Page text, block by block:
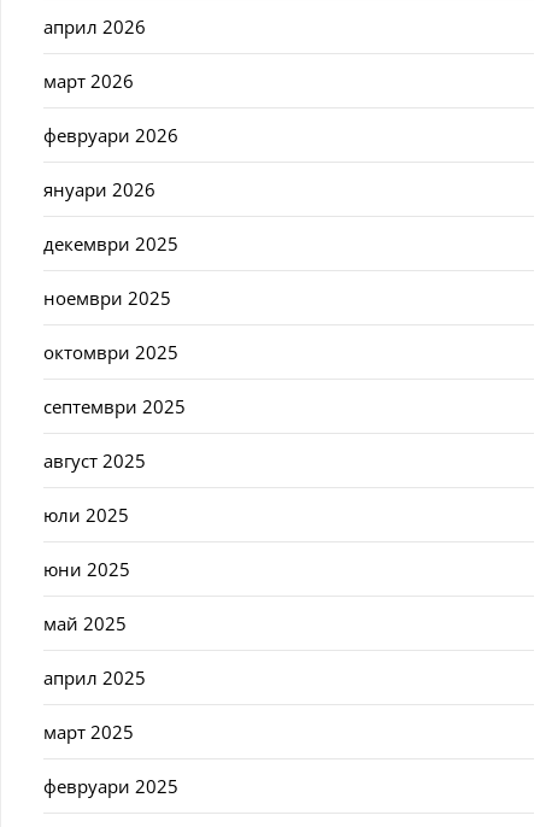
април 2026
март 2026
февруари 2026
януари 2026
декември 2025
ноември 2025
октомври 2025
септември 2025
август 2025
юли 2025
юни 2025
май 2025
април 2025
март 2025
февруари 2025